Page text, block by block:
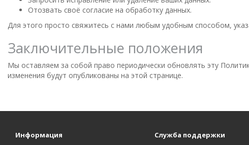
Отозвать своё согласие на обработку данных.
Для этого просто свяжитесь с нами любым удобным способом,
Заключительные положения
Мы оставляем за собой право периодически обновлять эту
изменения будут опубликованы на этой странице.
Информация Служба поддержки